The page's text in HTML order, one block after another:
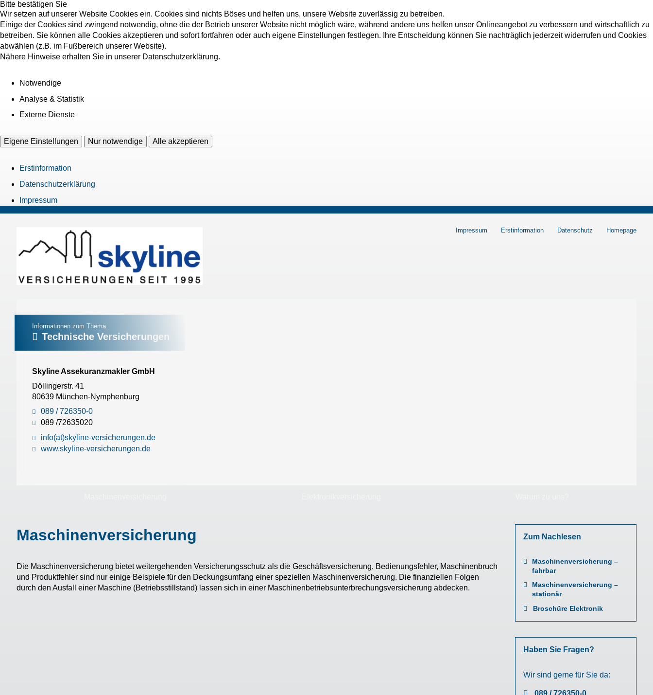
Bitte bestätigen Sie
Wir setzen auf unserer Website Cookies ein. Cookies sind nichts Böses und helfen uns, unsere Website zuverlässig zu betreiben.
Einige der Cookies sind zwingend notwendig, ohne die der Betrieb unserer Website nicht möglich wäre, während andere uns helfen unser Onlineangebot zu verbessern und wirtschaftlich zu
betreiben. Sie können alle Cookies akzeptieren und sofort fortfahren oder auch eigene Einstellungen festlegen. Ihre Entscheidung können Sie nachträglich jederzeit widerrufen und Cookies
abwählen (z.B. im Fußbereich unserer Website).
Nähere Hinweise erhalten Sie in unserer Datenschutzerklärung.
Notwendige
Analyse & Statistik
Externe Dienste
Eigene Einstellungen Nur notwendige Alle akzeptieren
Erstinformation
Datenschutzerklärung
Impressum
Impressum Erstinformation Datenschutz Homepage
Informationen zum Thema
Technische Versicherungen
Skyline Assekuranzmakler GmbH
Döllingerstr. 41
80639 München-Nymphenburg
089 / 726350-0
089 /72635020
info(at)skyline-versicherungen.de
www.skyline-versicherungen.de
Maschinenversicherung
Die Maschinenversicherung bietet weitergehenden Versicherungsschutz als die Geschäftsversicherung. Bedienungsfehler, Maschinenbruch
und Produktfehler sind nur einige Beispiele für den Deckungsumfang einer speziellen Maschinenversicherung. Die finanziellen Folgen
durch den Ausfall einer Maschine (Betriebsstillstand) lassen sich in einer Maschinenbetriebsunterbrechungsversicherung abdecken.
Zum Nachlesen
Maschinenversicherung –
fahrbar
Maschinenversicherung –
stationär
Broschüre Elektronik
Haben Sie Fragen?
Wir sind gerne für Sie da:
089 / 726350-0